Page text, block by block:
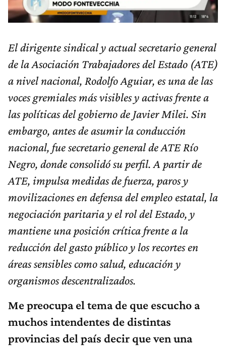
El dirigente sindical y actual secretario general
de la Asociación Trabajadores del Estado (ATE)
a nivel nacional, Rodolfo Aguiar, es una de las
voces gremiales más visibles y activas frente a
las políticas del gobierno de Javier Milei. Sin
embargo, antes de asumir la conducción
nacional, fue secretario general de ATE Río
Negro, donde consolidó su perfil. A partir de
ATE, impulsa medidas de fuerza, paros y
movilizaciones en defensa del empleo estatal, la
negociación paritaria y el rol del Estado, y
mantiene una posición crítica frente a la
reducción del gasto público y los recortes en
áreas sensibles como salud, educación y
organismos descentralizados.
Me preocupa el tema de que escucho a
muchos intendentes de distintas
provincias del país decir que ven una